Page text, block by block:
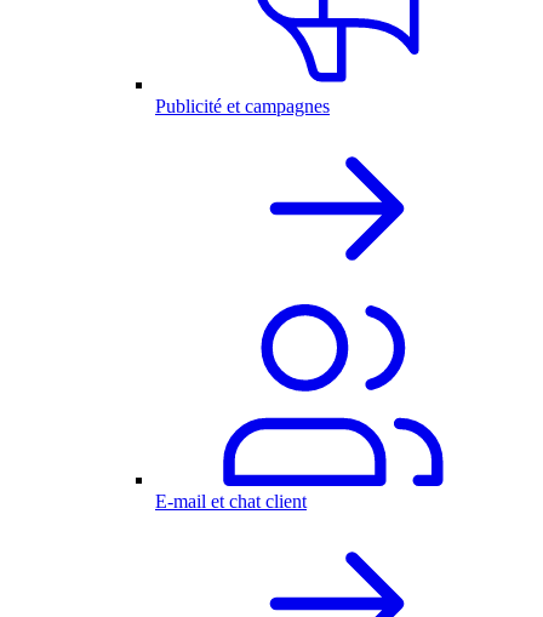
Publicité et campagnes
E-mail et chat client